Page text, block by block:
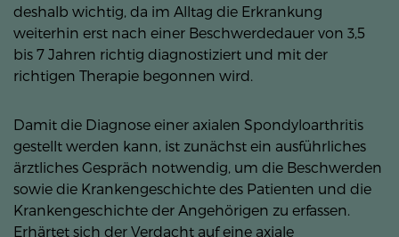
deshalb wichtig, da im Alltag die Erkrankung
weiterhin erst nach einer Beschwerdedauer von 3,5
bis 7 Jahren richtig diagnostiziert und mit der
richtigen Therapie begonnen wird.
Damit die Diagnose einer axialen Spondyloarthritis
gestellt werden kann, ist zunächst ein ausführliches
ärztliches Gespräch notwendig, um die Beschwerden
sowie die Krankengeschichte des Patienten und die
Krankengeschichte der Angehörigen zu erfassen.
Erhärtet sich der Verdacht auf eine axiale